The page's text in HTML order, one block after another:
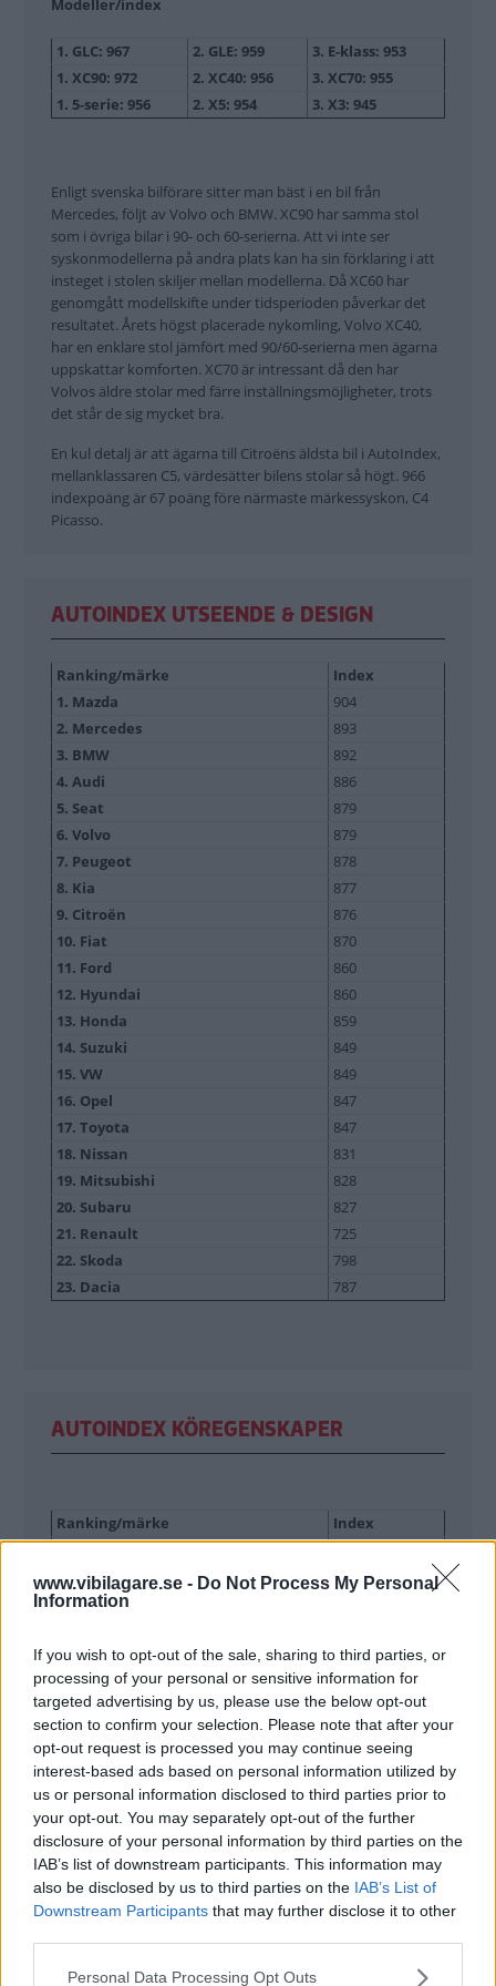
www.vibilagare.se - Do Not Process My Personal
Information
If you wish to opt-out of the sale, sharing to third parties, or
processing of your personal or sensitive information for
targeted advertising by us, please use the below opt-out
section to confirm your selection. Please note that after your
opt-out request is processed you may continue seeing
interest-based ads based on personal information utilized by
us or personal information disclosed to third parties prior to
your opt-out. You may separately opt-out of the further
disclosure of your personal information by third parties on the
IAB’s list of downstream participants. This information may
also be disclosed by us to third parties on the IAB’s List of
Downstream Participants that may further disclose it to other
Please note that this website/app uses one or more Google
Personal Data Processing Opt Outs
Modeller/index
1. GLC: 967 2. GLE: 959
3. E-klass: 953
1. XC90: 972
2. XC40: 956
3. XC70: 955
1. 5-serie: 956
2. X5: 954 3. X3: 945
Enligt svenska bilförare sitter man bäst i en bil från
Mercedes, följt av Volvo och BMW. XC90 har samma stol
som i övriga bilar i 90- och 60-serierna. Att vi inte ser
syskonmodellerna på andra plats kan ha sin förklaring i att
insteget i stolen skiljer mellan modellerna. Då XC60 har
genomgått modellskifte under tidsperioden påverkar det
resultatet. Årets högst placerade nykomling, Volvo XC40,
har en enklare stol jämfört med 90/60-serierna men ägarna
uppskattar komforten. XC70 är intressant då den har
Volvos äldre stolar med färre inställningsmöjligheter, trots
det står de sig mycket bra.
En kul detalj är att ägarna till Citroëns äldsta bil i AutoIndex,
mellanklassaren C5, värdesätter bilens stolar så högt. 966
indexpoäng är 67 poäng före närmaste märkessyskon, C4
Picasso.
AUTOINDEX UTSEENDE & DESIGN
Ranking/märke
Index
1. Mazda
904
2. Mercedes
893
3. BMW
892
4. Audi
886
5. Seat
879
6. Volvo
879
7. Peugeot
878
8. Kia
877
9. Citroën
876
10. Fiat
870
11. Ford
860
12. Hyundai
860
13. Honda
859
14. Suzuki
849
15. VW
849
16. Opel
847
17. Toyota
847
18. Nissan
831
19. Mitsubishi
828
20. Subaru
827
21. Renault
725
22. Skoda
798
23. Dacia
787
AUTOINDEX KÖREGENSKAPER
Ranking/märke
Index
2. BMW
921
3. Volvo
5. Audi
908
6. Mazda
908
7. Honda
893
8. Hyundai
893
9. Ford
10. VW
883
11. Seat
880
12. Opel
878
13. Toyota
871
14. Suzuki
865
15. Citroën
863
16. Skoda
853
17. Peugeot